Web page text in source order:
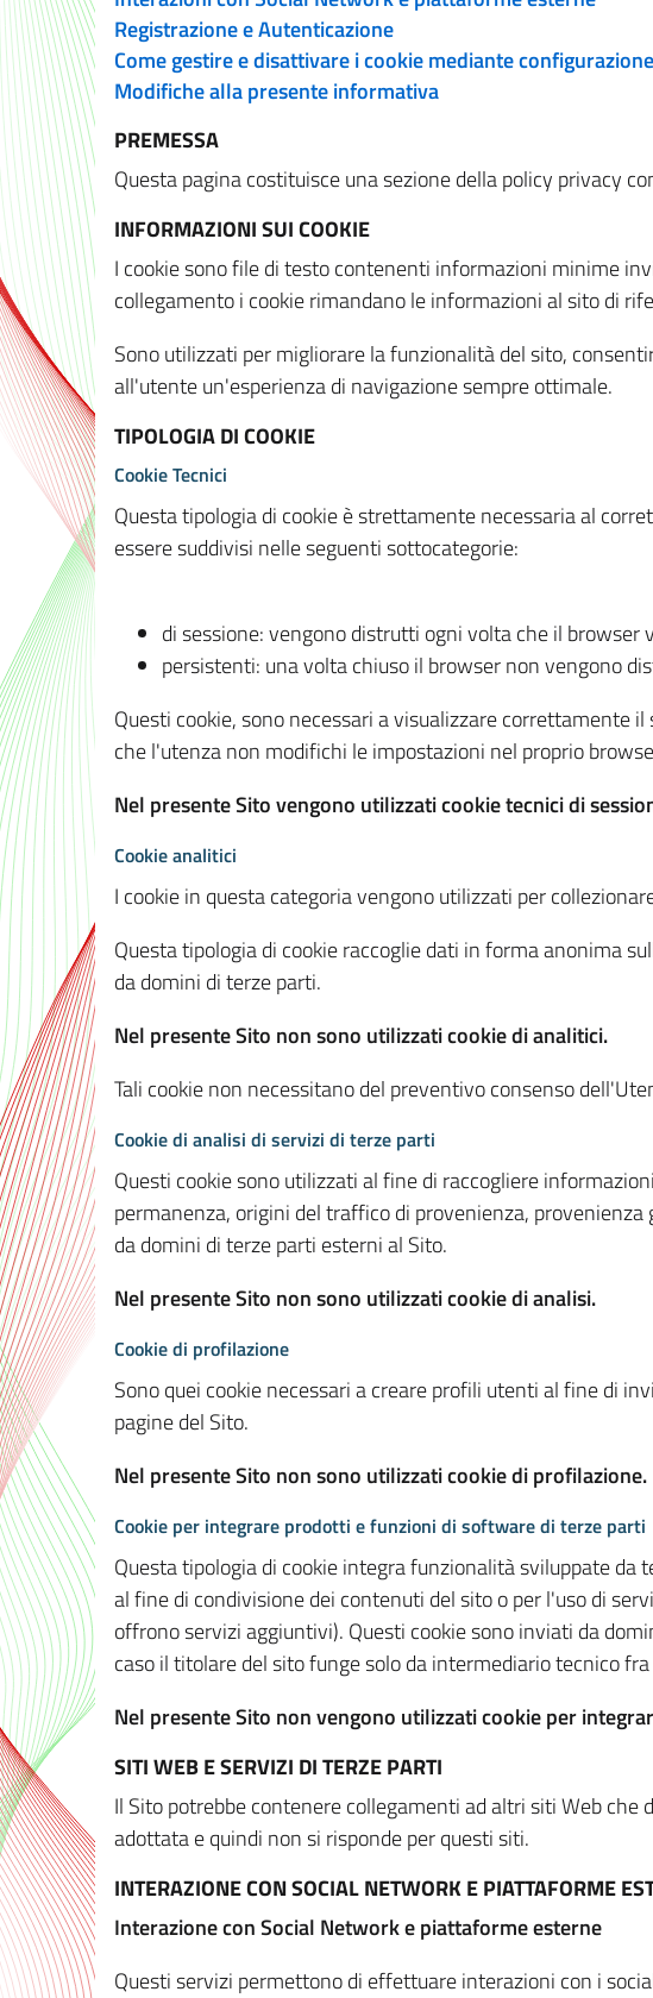
Registrazione e Autenticazione
Come gestire e disattivare i cookie mediante
Modifiche alla presente informativa
PREMESSA
Questa pagina costituisce una sezione della policy privacy
INFORMAZIONI SUI COOKIE
I cookie sono file di testo contenenti informazioni minime
collegamento i cookie rimandano le informazioni al sito di
Sono utilizzati per migliorare la funzionalità del sito,
all'utente un'esperienza di navigazione sempre ottimale.
TIPOLOGIA DI COOKIE
Cookie Tecnici
Questa tipologia di cookie è strettamente necessaria al
essere suddivisi nelle seguenti sottocategorie:
di sessione: vengono distrutti ogni volta che il browser
persistenti: una volta chiuso il browser non vengono
Questi cookie, sono necessari a visualizzare
che l'utenza non modifichi le impostazioni nel proprio
Nel presente Sito vengono utilizzati cookie tecnici di
Cookie analitici
I cookie in questa categoria vengono utilizzati per
Questa tipologia di cookie raccoglie dati in forma anonima
da domini di terze parti.
Nel presente Sito non sono utilizzati cookie di analitici.
Tali cookie non necessitano del preventivo consenso
Cookie di analisi di servizi di terze parti
Questi cookie sono utilizzati al fine di raccogliere
permanenza, origini del traffico di provenienza,
da domini di terze parti esterni al Sito.
Nel presente Sito non sono utilizzati cookie di analisi.
Cookie di profilazione
Sono quei cookie necessari a creare profili utenti al fine di
pagine del Sito.
Nel presente Sito non sono utilizzati cookie di profilazione.
Cookie per integrare prodotti e funzioni di software di terze parti
Questa tipologia di cookie integra funzionalità sviluppate
al fine di condivisione dei contenuti del sito o per l'uso di
offrono servizi aggiuntivi). Questi cookie sono inviati da
caso il titolare del sito funge solo da intermediario tecnico
Nel presente Sito non vengono utilizzati cookie per
SITI WEB E SERVIZI DI TERZE PARTI
Il Sito potrebbe contenere collegamenti ad altri siti Web
adottata e quindi non si risponde per questi siti.
INTERAZIONE CON SOCIAL NETWORK E PIATTAFORME
Interazione con Social Network e piattaforme esterne
Questi servizi permettono di effettuare interazioni con i